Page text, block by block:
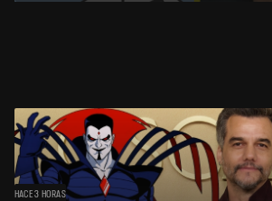
HACE 3 HORAS